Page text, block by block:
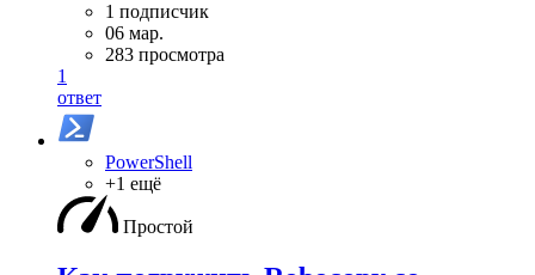
1 подписчик
06 мар.
283 просмотра
1
ответ
PowerShell
+1 ещё
Простой